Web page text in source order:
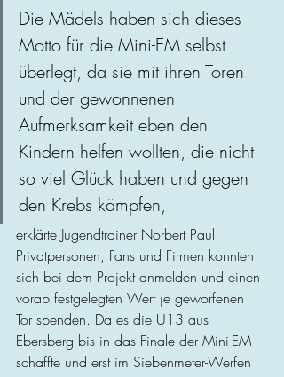
Die Mädels haben sich dieses
Motto für die Mini-EM selbst
überlegt, da sie mit ihren Toren
und der gewonnenen
Aufmerksamkeit eben den
Kindern helfen wollten, die nicht
so viel Glück haben und gegen
den Krebs kämpfen,
erklärte Jugendtrainer Norbert Paul.
Privatpersonen, Fans und Firmen konnten
sich bei dem Projekt anmelden und einen
vorab festgelegten Wert je geworfenen
Tor spenden. Da es die U13 aus
Ebersberg bis in das Finale der Mini-EM
schaffte und erst im Siebenmeter-Werfen